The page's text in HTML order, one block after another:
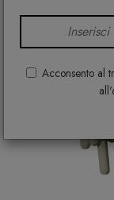
Acconsento al